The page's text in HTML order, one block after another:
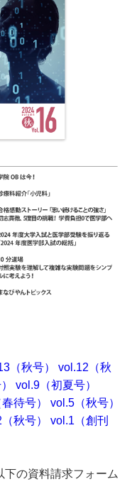
（秋号）
vol.12（秋
vol.9（初夏号）
待号）
vol.5（秋号）
秋号）
vol.1（創刊
下の資料請求フォーム